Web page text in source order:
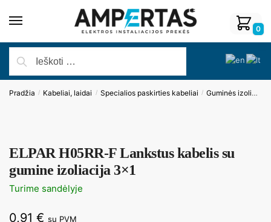
0
Pradžia / Kabeliai, laidai / Specialios paskirties kabeliai / Guminės izoliacijos kabeliai
ELPAR H05RR-F Lankstus kabelis su
gumine izoliacija 3×1
Turime sandėlyje
0,91 € su PVM